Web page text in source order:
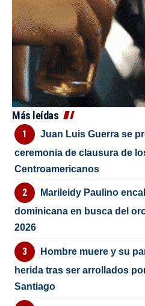
Más leídas
Juan Luis Guerra se
ceremonia de clausura de
Centroamericanos
Marileidy Paulino
dominicana en busca del
2026
Hombre muere y su
herida tras ser arrollados
Santiago